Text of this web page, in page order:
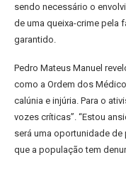
sendo necessário o
de uma queixa-crime pela
garantido.
Pedro Mateus Manuel
como a Ordem dos
calúnia e injúria. Para o
vozes críticas”. “Estou
será uma oportunidade de
que a população tem